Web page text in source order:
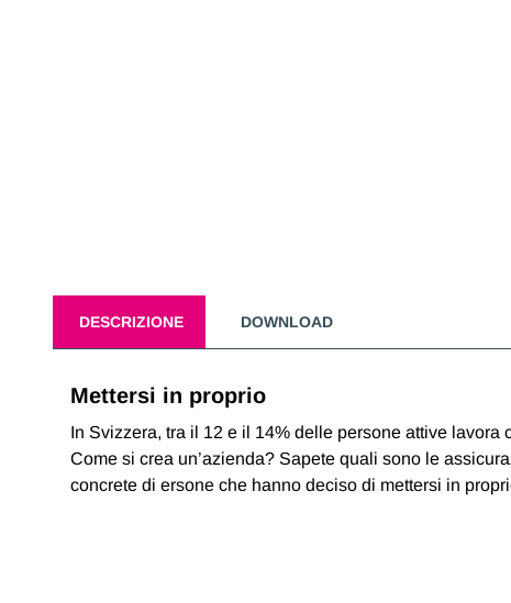
DESCRIZIONE DOWNLOAD
Mettersi in proprio
In Svizzera, tra il 12 e il 14% delle persone attive
Come si crea un’azienda? Sapete quali sono le
concrete di ersone che hanno deciso di mettersi in